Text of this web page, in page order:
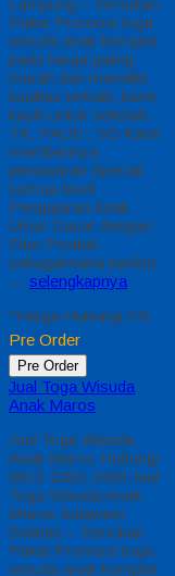
Wisuda
Topi Toga berkualitas
untuk wisuda : Simbol
Kehormatan dan
Prestasi Topi toga
berkualitas untuk
wisuda adalah salah
satu atribut penting
dalam acara wisuda
yang menjadi simbol
pencapaian akademik
dan prestasi
seseorang. Selain
sebagai elemen
seremonial, topi toga
filosofi yang
mendalam. Dalam
artikel ini, kita akan
membahas secara
lengkap tentang topi
toga wisuda,…
*Harga Hubungi CS
Tersedia
Hubungi Kami
Jual Toga Wisuda
Anak Lampung Barat